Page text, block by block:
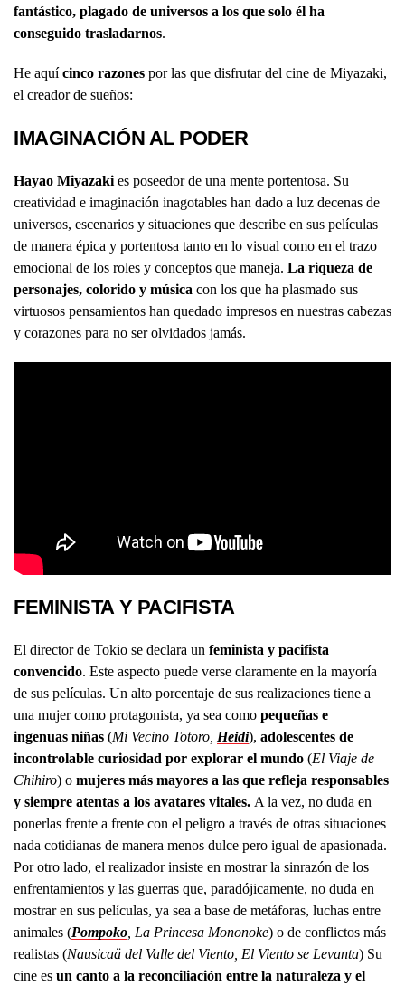
fantástico, plagado de universos a los que solo él ha
conseguido trasladarnos.
He aquícinco razones por las que disfrutar del cine de Miyazaki,
el creador de sueños:
IMAGINACIÓN AL PODER
Hayao Miyazaki es poseedor de una mente portentosa. Su
creatividad e imaginación inagotables han dado a luz decenas de
universos, escenarios y situaciones que describe en sus películas
de manera épica y portentosa tanto en lo visual como en el trazo
emocional de los roles y conceptos que maneja. La riqueza de
personajes, colorido y música con los que ha plasmado sus
virtuosos pensamientos han quedado impresos en nuestras cabezas
y corazones para no ser olvidados jamás.
FEMINISTA Y PACIFISTA
El director de Tokio se declara un feminista y pacifista
convencido. Este aspecto puede verse claramente en la mayoría
de sus películas. Un alto porcentaje de sus realizaciones tiene a
una mujer como protagonista, ya sea como pequeñas e
ingenuas niñas (Mi Vecino Totoro, Heidi), adolescentes de
incontrolable curiosidad por explorar el mundo (El Viaje de
Chihiro) o mujeres más mayores a las que refleja responsables
y siempre atentas a los avatares vitales. A la vez, no duda en
ponerlas frente a frente con el peligro a través de otras situaciones
nada cotidianas de manera menos dulce pero igual de apasionada.
Por otro lado, el realizador insiste en mostrar la sinrazón de los
enfrentamientos y las guerras que, paradójicamente, no duda en
mostrar en sus películas, ya sea a base de metáforas, luchas entre
animales (Pompoko, La Princesa Mononoke) o de conflictos más
realistas (Nausicaä del Valle del Viento, El Viento se Levanta) Su
cine es un canto a la reconciliación entre la naturaleza y el